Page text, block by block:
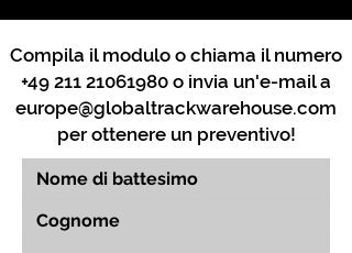
Compila il modulo o chiama il numero
+49 211 21061980 o invia un'e-mail a
europe@globaltrackwarehouse.com
per ottenere un preventivo!